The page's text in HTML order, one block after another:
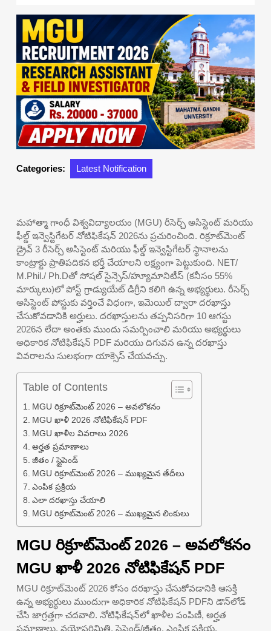
Categories: Latest Notification
మహాత్మా గాంధీ విశ్వవిద్యాలయం (MGU) రీసెర్చ్ అసిస్టెంట్ మరియు
ఫీల్డ్ ఇన్వెస్టిగేటర్ నోటిఫికేషన్ 2026ను ప్రచురించింది. రిక్రూట్‌మెంట్
డ్రైవ్ 3 రీసెర్చ్ అసిస్టెంట్ మరియు ఫీల్డ్ ఇన్వెస్టిగేటర్ స్థానాలను
కాంట్రాక్టు ప్రాతిపదికన భర్తీ చేయాలని లక్ష్యంగా పెట్టుకుంది. NET/
M.Phil./ Ph.Dతో సోషల్ సైన్సెస్/హ్యూమానిటీస్ (కనీసం 55%
మార్కులు)లో పోస్ట్ గ్రాడ్యుయేట్ డిగ్రీని కలిగి ఉన్న అభ్యర్థులు. రీసెర్చ్
అసిస్టెంట్ పోస్టుకు వర్తించే విధంగా, ఇమెయిల్ ద్వారా దరఖాస్తు
చేసుకోవడానికి అర్హులు. దరఖాస్తులను తప్పనిసరిగా 10 ఆగస్టు
2026న లేదా అంతకు ముందు సమర్పించాలి మరియు అభ్యర్థులు
అధికారిక నోటిఫికేషన్ PDF మరియు దిగువన ఉన్న దరఖాస్తు
వివరాలను సులభంగా యాక్సెస్ చేయవచ్చు.
Table of Contents
MGU రిక్రూట్‌మెంట్ 2026 – అవలోకనం
MGU ఖాళీ 2026 నోటిఫికేషన్ PDF
MGU ఖాళీల వివరాలు 2026
అర్హత ప్రమాణాలు
జీతం / స్టైపెండ్
MGU రిక్రూట్‌మెంట్ 2026 – ముఖ్యమైన తేదీలు
ఎంపిక ప్రక్రియ
ఎలా దరఖాస్తు చేయాలి
MGU రిక్రూట్‌మెంట్ 2026 – ముఖ్యమైన లింకులు
MGU రిక్రూట్‌మెంట్ 2026 – అవలోకనం
MGU ఖాళీ 2026 నోటిఫికేషన్ PDF
MGU రిక్రూట్‌మెంట్ 2026 కోసం దరఖాస్తు చేసుకోవడానికి ఆసక్తి
ఉన్న అభ్యర్థులు ముందుగా అధికారిక నోటిఫికేషన్ PDFని డౌన్‌లోడ్
చేసి జాగ్రత్తగా చదవాలి. నోటిఫికేషన్‌లో ఖాళీల పంపిణీ, అర్హత
ప్రమాణాలు, వయోపరిమితి, స్టైపెండ్/జీతం, ఎంపిక ప్రక్రియ,